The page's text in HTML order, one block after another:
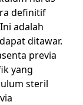
definitif
adalah
ditawar.
previa
yang
steril